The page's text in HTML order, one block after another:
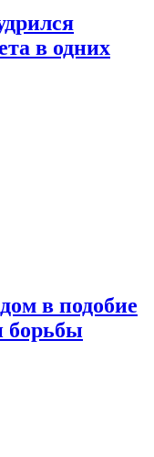
в одних
в подобие
борьбы